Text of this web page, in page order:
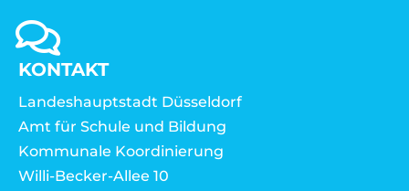
KONTAKT
Landeshauptstadt Düsseldorf
Amt für Schule und Bildung
Kommunale Koordinierung
Willi-Becker-Allee 10